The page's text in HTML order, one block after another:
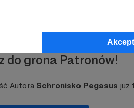
do grona Patronów!
Autora Schronisko Pegasus już